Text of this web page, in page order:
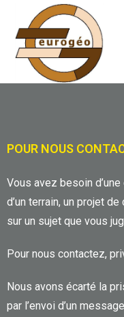
POUR NOUS
Vous avez besoin
d’un terrain, un projet
sur un sujet que vous
Pour nous contactez,
Nous avons écarté la
par l’envoi d’un